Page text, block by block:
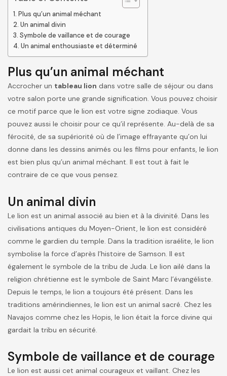
Plus qu’un animal méchant
Un animal divin
Symbole de vaillance et de courage
Un animal enthousiaste et déterminé
Plus qu’un animal méchant
Accrocher un tableau lion dans votre salle de séjour ou dans
votre salon porte une grande signification. Vous pouvez choisir
ce motif parce que le lion est votre signe zodiaque. Vous
pouvez aussi le choisir pour ce qu’il représente. Au-delà de sa
férocité, de sa supériorité où de l’image effrayante qu’on lui
donne dans les dessins animés ou les films pour enfants, le lion
est bien plus qu’un animal méchant. Il est tout à fait le
contraire de ce que vous pensez.
Un animal divin
Le lion est un animal associé au bien et à la divinité. Dans les
civilisations antiques du Moyen-Orient, le lion est considéré
comme le gardien du temple. Dans la tradition israélite, le lion
symbolise la force d’après l’histoire de Samson. Il est
également le symbole de la tribu de Juda. Le lion ailé dans la
religion chrétienne est le symbole de Saint Marc l’évangéliste.
Depuis le temps, le lion a toujours été présent. Dans les
traditions amérindiennes, le lion est un animal sacré. Chez les
Navajos comme chez les Hopis, le lion était la force divine qui
gardait la tribu en sécurité.
Symbole de vaillance et de courage
Le lion est aussi cet animal courageux et vaillant. Chez les